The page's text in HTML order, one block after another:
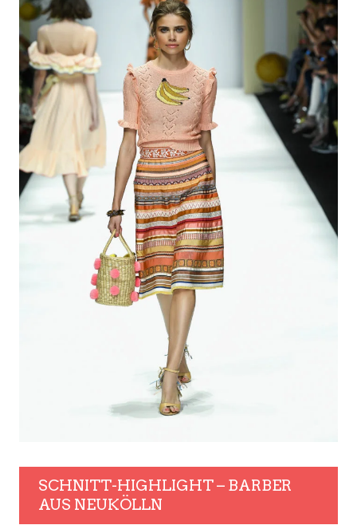
SCHNITT-HIGHLIGHT – BARBER
AUS NEUKÖLLN